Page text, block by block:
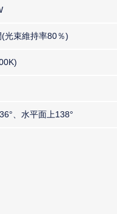
光束維持率80％)
、水平面上138°